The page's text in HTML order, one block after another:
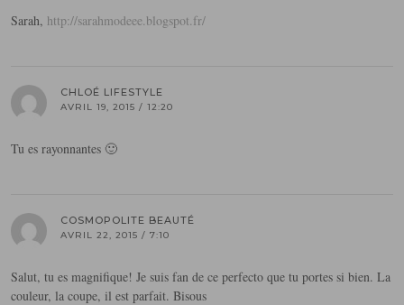
Sarah, http://sarahmodeee.blogspot.fr/
CHLOÉ LIFESTYLE
AVRIL 19, 2015 / 12:20
Tu es rayonnantes 🙂
COSMOPOLITE BEAUTÉ
AVRIL 22, 2015 / 7:10
Salut, tu es magnifique! Je suis fan de ce perfecto que tu portes si bien. La
couleur, la coupe, il est parfait. Bisous